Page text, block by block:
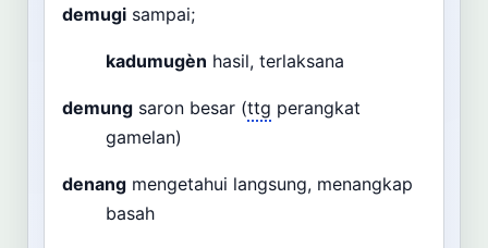
demugi sampai;
kadumugèn hasil, terlaksana
demung saron besar (ttg perangkat
gamelan)
denang mengetahui langsung, menangkap
basah